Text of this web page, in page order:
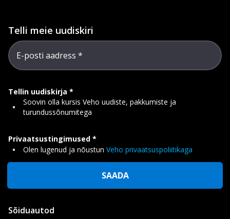
Telli meie uudiskiri
E-posti aadress
Tellin uudiskirja
Soovin olla kursis Veho uudiste, pakkumiste ja
turundussõnumitega
Privaatsustingimused
Olen lugenud ja nõustun Veho privaatsuspoliitikaga
SAADA
Sõiduautod